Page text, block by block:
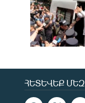
ՀԵՏԵՎԵՔ ՄԵԶ